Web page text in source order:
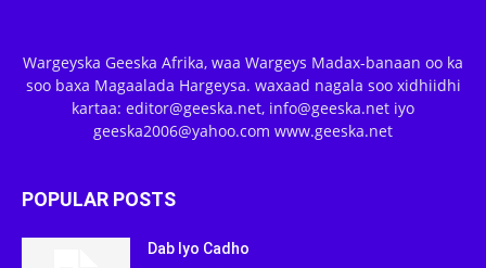
Wargeyska Geeska Afrika, waa Wargeys Madax-banaan oo ka
soo baxa Magaalada Hargeysa. waxaad nagala soo xidhiidhi
kartaa: editor@geeska.net, info@geeska.net iyo
geeska2006@yahoo.com www.geeska.net
POPULAR POSTS
Dab Iyo Cadho